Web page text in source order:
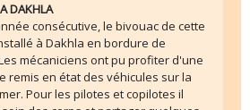
DAKHLA
consécutive, le bivouac de cette
à Dakhla en bordure de
mécaniciens ont pu profiter d'une
remis en état des véhicules sur la
Pour les pilotes et copilotes il